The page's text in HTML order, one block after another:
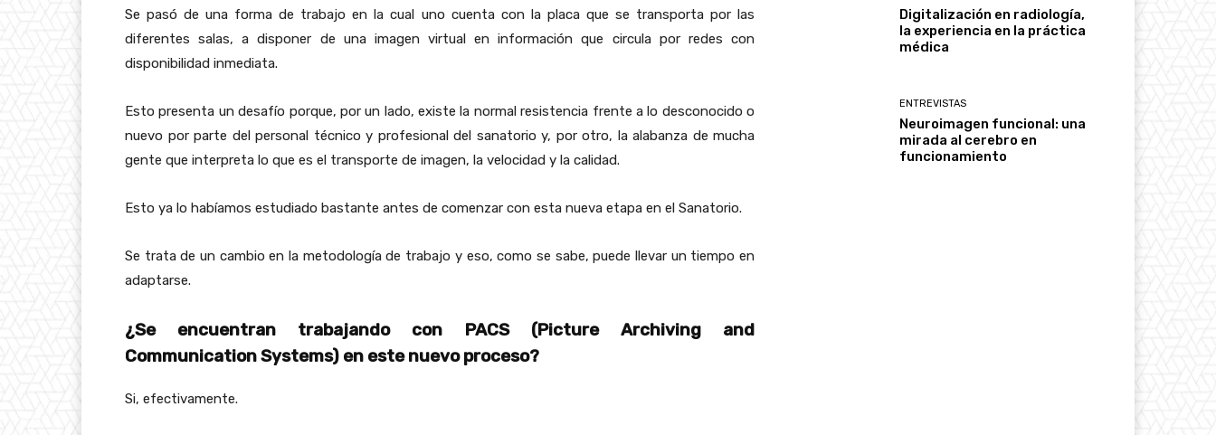
Se pasó de una forma de trabajo en la cual uno cuenta con la placa que se transporta por las
diferentes salas, a disponer de una imagen virtual en información que circula por redes con
disponibilidad inmediata.
Esto presenta un desafío porque, por un lado, existe la normal resistencia frente a lo desconocido o
nuevo por parte del personal técnico y profesional del sanatorio y, por otro, la alabanza de mucha
gente que interpreta lo que es el transporte de imagen, la velocidad y la calidad.
Esto ya lo habíamos estudiado bastante antes de comenzar con esta nueva etapa en el Sanatorio.
Se trata de un cambio en la metodología de trabajo y eso, como se sabe, puede llevar un tiempo en
adaptarse.
¿Se encuentran trabajando con PACS (Picture Archiving and
Communication Systems) en este nuevo proceso?
Si, efectivamente.
Digitalización en radiología,
la experiencia en la práctica
médica
ENTREVISTAS
Neuroimagen funcional: una
mirada al cerebro en
funcionamiento